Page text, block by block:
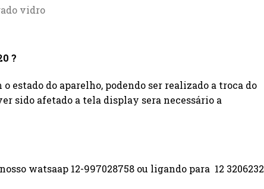
?
estado do aparelho, podendo ser realizado a troca do
sido afetado a tela display sera necessário a
watsaap 12-997028758 ou ligando para 12